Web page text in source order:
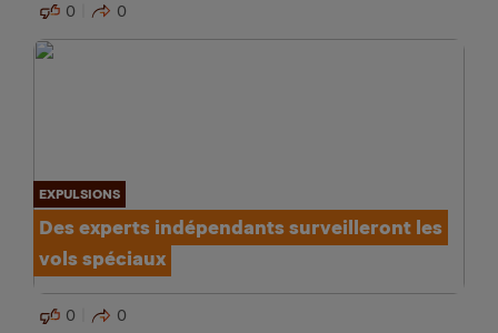
0 0
EXPULSIONS
Des experts indépendants surveilleront les
vols spéciaux
0 0